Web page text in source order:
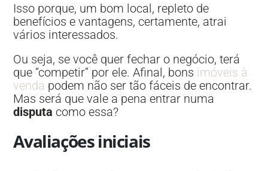
Isso porque, um bom local, repleto de
benefícios e vantagens, certamente, atrai
vários interessados.
Ou seja, se você quer fechar o negócio, terá
que “competir” por ele. Afinal, bons imóveis à
venda podem não ser tão fáceis de encontrar.
Mas será que vale a pena entrar numa
disputa como essa?
Avaliações iniciais